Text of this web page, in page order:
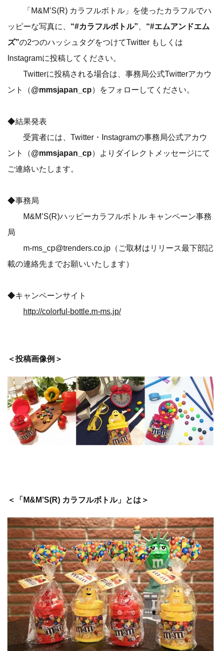
「M&M’S(R) カラフルボトル」を使ったカラフルでハ
ッピーな写真に、 “#カラフルボトル”
“#エムアンドエム
ズ”の2つのハッシュタグをつけてTwitter もしくは
Instagramに投稿してください。
Twitterに投稿される場合は、事務局公式Twitterアカウ
ント（@mmsjapan_cp）をフォローしてください。
◆結果発表
受賞者には、Twitter・Instagramの事務局公式アカウ
ント（@mmsjapan_cp）よりダイレクトメッセージにて
ご連絡いたします。
◆事務局
M&M’S(R)ハッピーカラフルボトル キャンペーン事務
局
m-ms_cp@trenders.co.jp（ご取材はリリース最下部記
載の連絡先までお願いいたします）
◆キャンペーンサイト
http://colorful-bottle.m-ms.jp/
＜投稿画像例＞
＜「M&M’S(R) カラフルボトル」とは＞